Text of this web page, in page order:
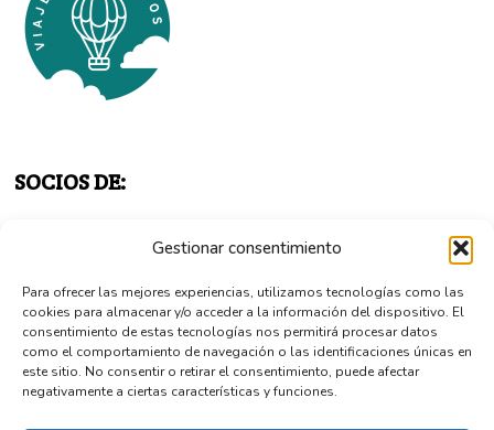
Gestionar consentimiento
Para ofrecer las mejores experiencias, utilizamos tecnologías como las
cookies para almacenar y/o acceder a la información del dispositivo. El
consentimiento de estas tecnologías nos permitirá procesar datos
como el comportamiento de navegación o las identificaciones únicas en
este sitio. No consentir o retirar el consentimiento, puede afectar
negativamente a ciertas características y funciones.
SOCIOS DE: